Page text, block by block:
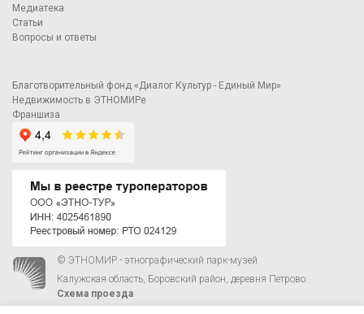
Медиатека
Статьи
Вопросы и ответы
Благотворительный фонд «Диалог Культур - Единый Мир»
Недвижимость в ЭТНОМИРе
Франшиза
© ЭТНОМИР - этнографический парк-музей
Калужская область, Боровский район, деревня Петрово.
Схема проезда